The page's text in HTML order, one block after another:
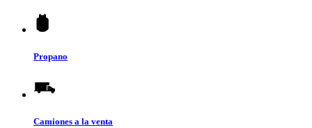
Propano
Camiones a la venta